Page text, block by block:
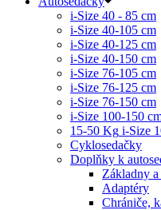
i-Size 40 - 85 cm
i-Size 40-105 cm
i-Size 40-125 cm
i-Size 40-150 cm
i-Size 76-105 cm
i-Size 76-125 cm
i-Size 76-150 cm
i-Size 100-150
15-50 Kg i-Size
Cyklosedačky
Doplňky k
Základny a
Adaptéry
Chrániče,